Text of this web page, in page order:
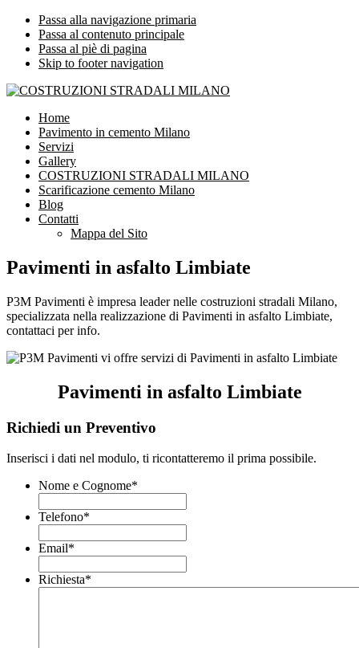
Passa alla navigazione primaria
Passa al contenuto principale
Passa al piè di pagina
Skip to footer navigation
COSTRUZIONI STRADALI MILANO
Impresa leader nelle costruzioni stradali Milano
Home
Pavimento in cemento Milano
Servizi
Gallery
COSTRUZIONI STRADALI MILANO
Scarificazione cemento Milano
Blog
Contatti
Mappa del Sito
Pavimenti in asfalto Limbiate
P3M Pavimenti è impresa leader nelle costruzioni stradali Milano,
specializzata nella realizzazione di Pavimenti in asfalto Limbiate,
contattaci per info.
Pavimenti in asfalto Limbiate
Richiedi un Preventivo
Inserisci i dati nel modulo, ti ricontatteremo il prima possibile.
Nome e Cognome*
Telefono*
Email*
Richiesta*